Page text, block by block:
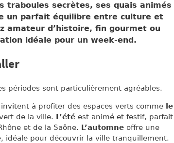
traboules secrètes, ses quais animés
un parfait équilibre entre culture et
amateur d’histoire, fin gourmet ou
idéale pour un week-end.
périodes sont particulièrement agréables.
à profiter des espaces verts comme le
de la ville. L’été est animé et festif, parfait
et de la Saône. L’automne offre une
idéale pour découvrir la ville tranquillement.